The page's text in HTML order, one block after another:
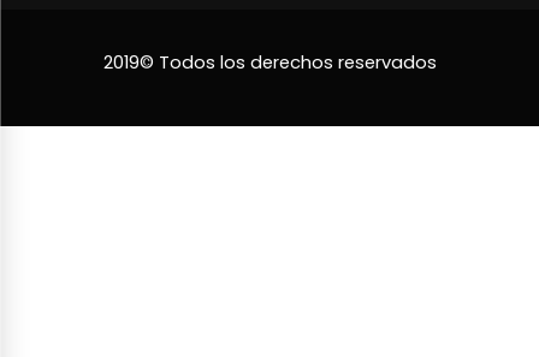
2019© Todos los derechos reservados